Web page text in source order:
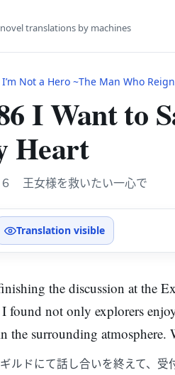
translations by machines
I’m Not a Hero ~The Man Who Reigned at
I Want to
Heart
王女様を救いたい一心で
Translation visible
the discussion at the
found not only explorers
the surrounding atmosphere.
ルドにて話し合いを終えて、